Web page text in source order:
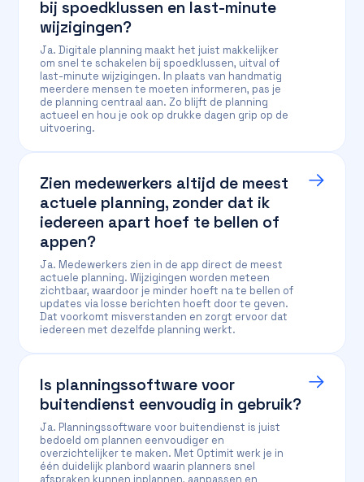
bij spoedklussen en last-minute
wijzigingen?
Ja. Digitale planning maakt het juist makkelijker
om snel te schakelen bij spoedklussen, uitval of
last-minute wijzigingen. In plaats van handmatig
meerdere mensen te moeten informeren, pas je
de planning centraal aan. Zo blijft de planning
actueel en hou je ook op drukke dagen grip op de
uitvoering.
Zien medewerkers altijd de meest
actuele planning, zonder dat ik
iedereen apart hoef te bellen of
appen?
Ja. Medewerkers zien in de app direct de meest
actuele planning. Wijzigingen worden meteen
zichtbaar, waardoor je minder hoeft na te bellen of
updates via losse berichten hoeft door te geven.
Dat voorkomt misverstanden en zorgt ervoor dat
iedereen met dezelfde planning werkt.
Is planningssoftware voor
buitendienst eenvoudig in gebruik?
Ja. Planningssoftware voor buitendienst is juist
bedoeld om plannen eenvoudiger en
overzichtelijker te maken. Met Optimit werk je in
één duidelijk planbord waarin planners snel
afspraken kunnen inplannen, aanpassen en